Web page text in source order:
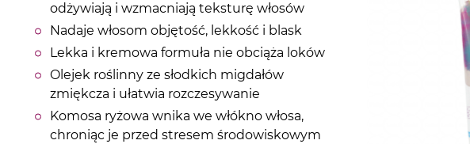
odżywiają i wzmacniają teksturę włosów
Nadaje włosom objętość, lekkość i blask
Lekka i kremowa formuła nie obciąża loków
Olejek roślinny ze słodkich migdałów
zmiękcza i ułatwia rozczesywanie
Komosa ryżowa wnika we włókno włosa,
chroniąc je przed stresem środowiskowym